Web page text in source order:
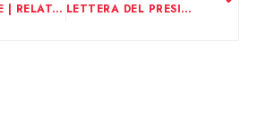
INTERVISTE | RELATORI PRE-CONGRESS LETTERA DEL PRESIDENTE AIDOR 2025 | ENRICO ALBERTINI